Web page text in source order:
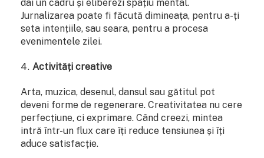
dai un cadru și eliberezi spațiu mental.
Jurnalizarea poate fi făcută dimineața, pentru a-ți
seta intențiile, sau seara, pentru a procesa
evenimentele zilei.
Activități creative
Arta, muzica, desenul, dansul sau gătitul pot
deveni forme de regenerare. Creativitatea nu cere
perfecțiune, ci exprimare. Când creezi, mintea
intră într-un flux care îți reduce tensiunea și îți
aduce satisfacție.